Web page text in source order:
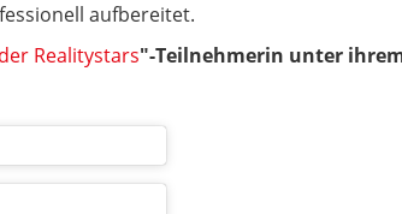
aufbereitet.
Realitystars"-Teilnehmerin unter